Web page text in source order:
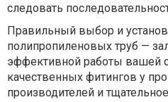
следовать
Правильный выбор и
полипропиленовых труб —
эффективной работы вашей
качественных фитингов у
производителей и